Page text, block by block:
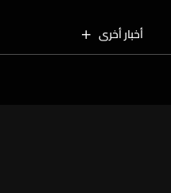
أخبار أخرى